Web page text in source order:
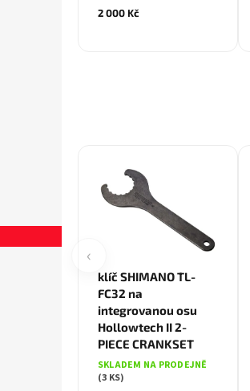
2 000 Kč
‹
klíč SHIMANO TL-
FC32 na
integrovanou osu
Hollowtech II 2-
PIECE CRANKSET
SKLADEM NA PRODEJNĚ
(3 KS)